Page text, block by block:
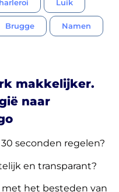
Luik
Brugge Namen
makkelijker.
naar
seconden regelen?
en transparant?
met het besteden van